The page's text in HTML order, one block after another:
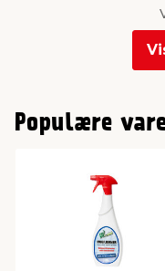
1
2
Populære